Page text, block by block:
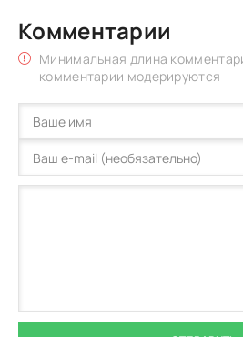
Комментарии
Минимальная длина
комментарии модерируются